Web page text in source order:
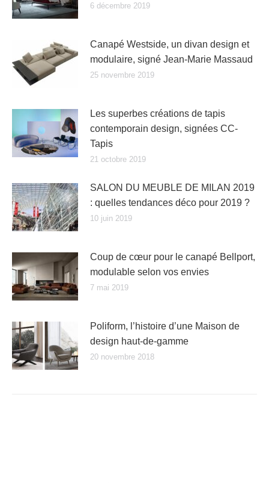
6 décembre 2019
Canapé Westside, un divan design et
modulaire, signé Jean-Marie Massaud
25 novembre 2019
Les superbes créations de tapis
contemporain design, signées CC-
Tapis
21 octobre 2019
SALON DU MEUBLE DE MILAN 2019
: quelles tendances déco pour 2019 ?
10 juin 2019
Coup de cœur pour le canapé Bellport,
modulable selon vos envies
7 mai 2019
Poliform, l’histoire d’une Maison de
design haut-de-gamme
20 novembre 2018